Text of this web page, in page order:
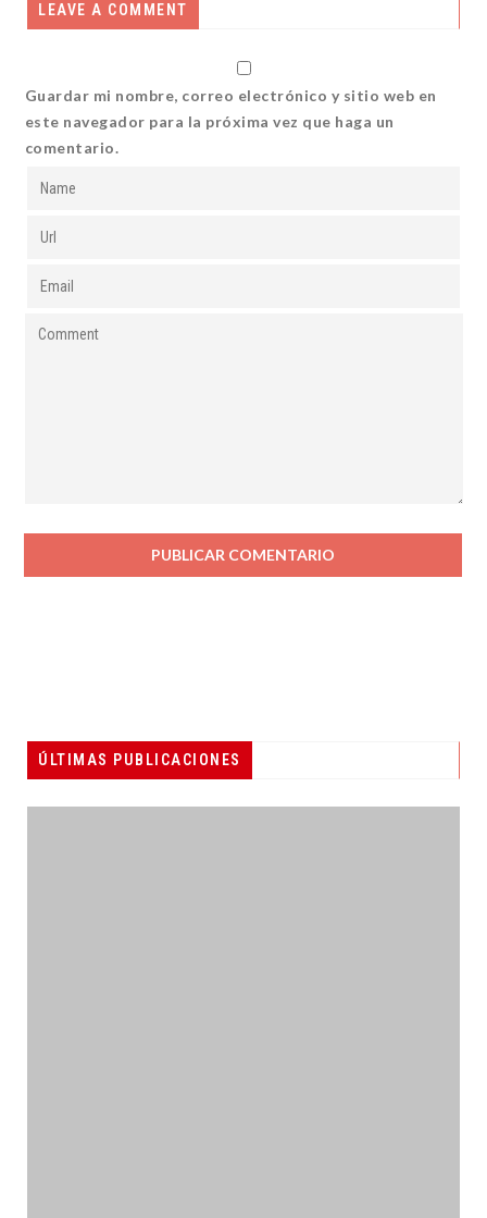
LEAVE A COMMENT
Guardar mi nombre, correo electrónico y sitio web en
este navegador para la próxima vez que haga un
comentario.
ÚLTIMAS PUBLICACIONES